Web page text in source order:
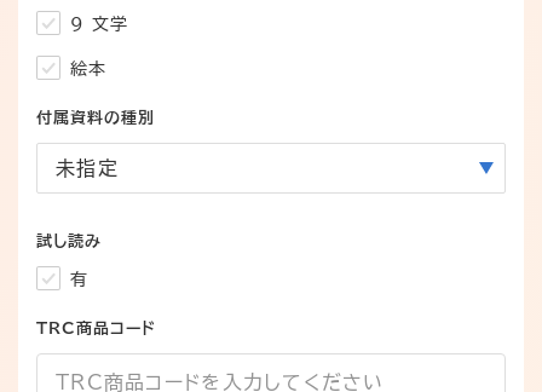
9 文学
絵本
付属資料の種別
試し読み
有
TRC商品コード